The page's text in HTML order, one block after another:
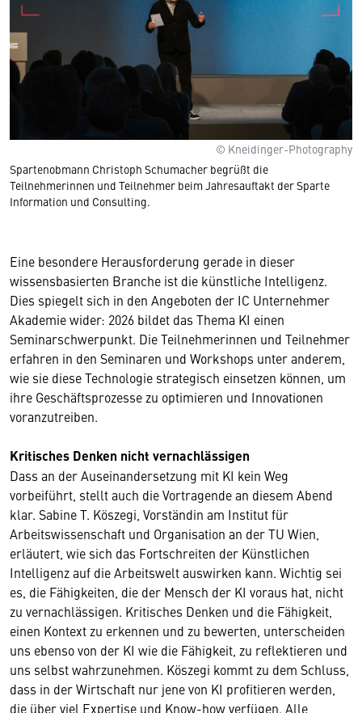
© Kneidinger-Photography
Spartenobmann Christoph Schumacher begrüßt die
Teilnehmerinnen und Teilnehmer beim Jahresauftakt der Sparte
Information und Consulting.
Eine besondere Herausforderung gerade in dieser
wissensbasierten Branche ist die künstliche Intelligenz.
Dies spiegelt sich in den Angeboten der IC Unternehmer
Akademie wider: 2026 bildet das Thema KI einen
Seminarschwerpunkt. Die Teilnehmerinnen und Teilnehmer
erfahren in den Seminaren und Workshops unter anderem,
wie sie diese Technologie strategisch einsetzen können, um
ihre Geschäftsprozesse zu optimieren und Innovationen
voranzutreiben.
Kritisches Denken nicht vernachlässigen
Dass an der Auseinandersetzung mit KI kein Weg
vorbeiführt, stellt auch die Vortragende an diesem Abend
klar. Sabine T. Köszegi, Vorständin am Institut für
Arbeitswissenschaft und Organisation an der TU Wien,
erläutert, wie sich das Fortschreiten der Künstlichen
Intelligenz auf die Arbeitswelt auswirken kann. Wichtig sei
es, die Fähigkeiten, die der Mensch der KI voraus hat, nicht
zu vernachlässigen. Kritisches Denken und die Fähigkeit,
einen Kontext zu erkennen und zu bewerten, unterscheiden
uns ebenso von der KI wie die Fähigkeit, zu reflektieren und
uns selbst wahrzunehmen. Köszegi kommt zu dem Schluss,
dass in der Wirtschaft nur jene von KI profitieren werden,
die über viel Expertise und Know-how verfügen. Alle